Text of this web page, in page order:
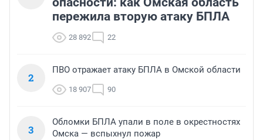
пережила вторую атаку БПЛА
28 892 22
2
ПВО отражает атаку БПЛА в Омской области
18 907 90
3
Обломки БПЛА упали в поле в окрестностях
Омска — вспыхнул пожар